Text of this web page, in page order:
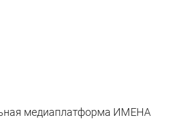
медиаплатформа ИМЕНА